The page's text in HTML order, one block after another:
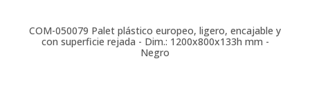
COM-050079 Palet plástico europeo, ligero, encajable y
con superficie rejada - Dim.: 1200x800x133h mm -
Negro